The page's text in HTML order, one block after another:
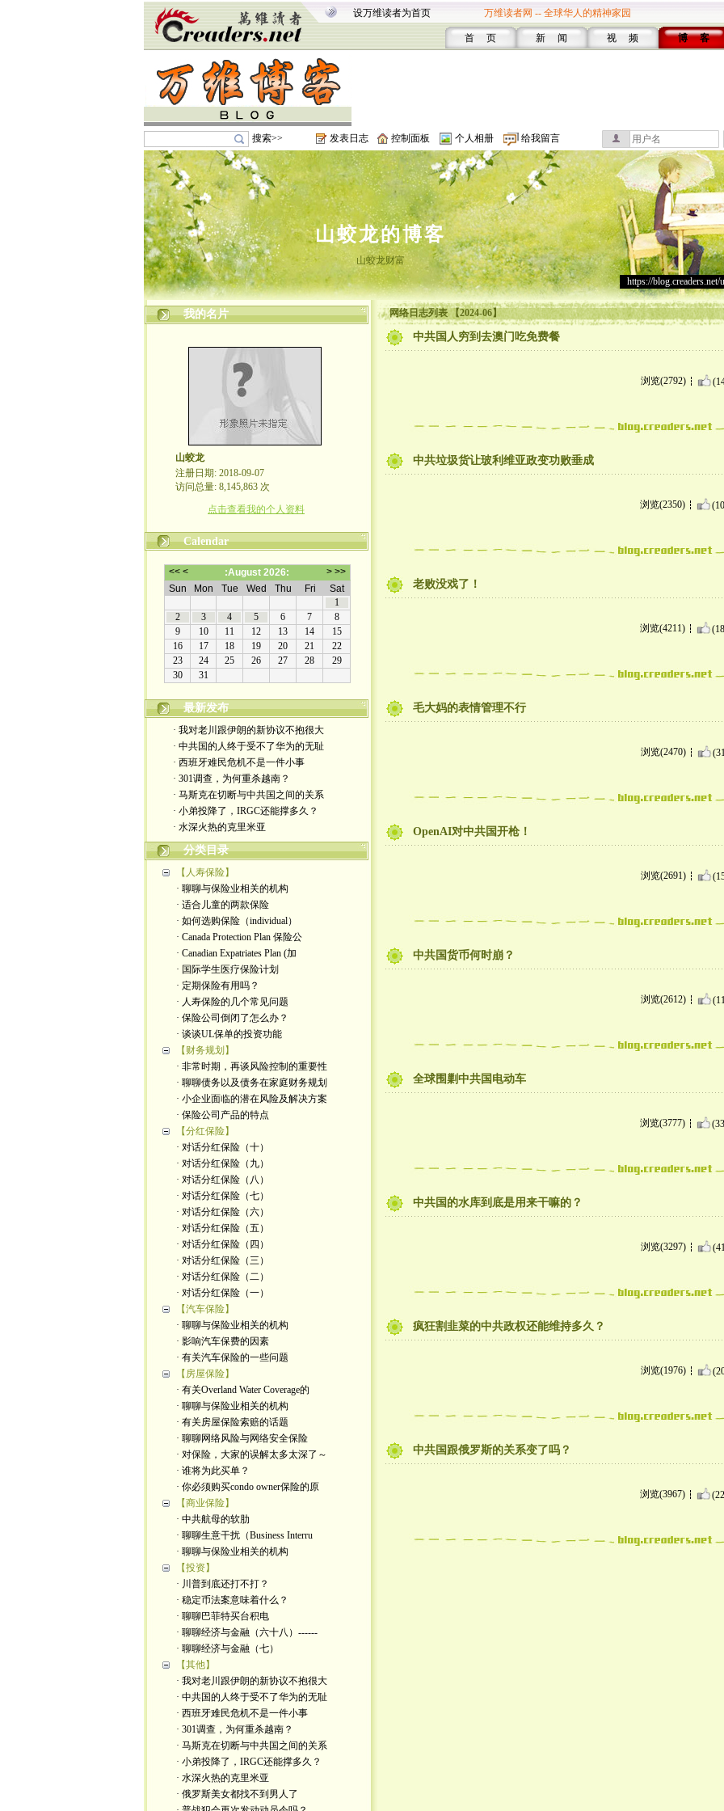
设万维读者为首页 万维读者网 -- 全球华人的精神家园
首 页 新 闻 视 频 博 客
搜索>> 发表日志 控制面板 个人相册 给我留言
山蛟龙的博客
山蛟龙财富
https://blog.creaders.net/
我的名片
山蛟龙
注册日期: 2018-09-07
访问总量: 8,145,863 次
点击查看我的个人资料
Calendar
最新发布
· 我对老川跟伊朗的新协议不抱很大
· 中共国的人终于受不了华为的无耻
· 西班牙难民危机不是一件小事
· 301调查，为何重杀越南？
· 马斯克在切断与中共国之间的关系
· 小弟投降了，IRGC还能撑多久？
· 水深火热的克里米亚
分类目录
【人寿保险】
· 聊聊与保险业相关的机构
· 适合儿童的两款保险
· 如何选购保险（individual）
· Canada Protection Plan 保险公
· Canadian Expatriates Plan (加
· 国际学生医疗保险计划
· 定期保险有用吗？
· 人寿保险的几个常见问题
· 保险公司倒闭了怎么办？
· 谈谈UL保单的投资功能
【财务规划】
· 非常时期，再谈风险控制的重要性
· 聊聊债务以及债务在家庭财务规划
· 小企业面临的潜在风险及解决方案
· 保险公司产品的特点
【分红保险】
· 对话分红保险（十）
· 对话分红保险（九）
· 对话分红保险（八）
· 对话分红保险（七）
· 对话分红保险（六）
· 对话分红保险（五）
· 对话分红保险（四）
· 对话分红保险（三）
· 对话分红保险（二）
· 对话分红保险（一）
【汽车保险】
· 聊聊与保险业相关的机构
· 影响汽车保费的因素
· 有关汽车保险的一些问题
【房屋保险】
· 有关Overland Water Coverage的
· 聊聊与保险业相关的机构
· 有关房屋保险索赔的话题
· 聊聊网络风险与网络安全保险
· 对保险，大家的误解太多太深了～
· 谁将为此买单？
· 你必须购买condo owner保险的原
【商业保险】
· 中共航母的软肋
· 聊聊生意干扰（Business Interru
· 聊聊与保险业相关的机构
【投资】
· 川普到底还打不打？
· 稳定币法案意味着什么？
· 聊聊巴菲特买台积电
· 聊聊经济与金融（六十八）------
· 聊聊经济与金融（七）
【其他】
· 我对老川跟伊朗的新协议不抱很大
· 中共国的人终于受不了华为的无耻
· 西班牙难民危机不是一件小事
· 301调查，为何重杀越南？
· 马斯克在切断与中共国之间的关系
· 小弟投降了，IRGC还能撑多久？
· 水深火热的克里米亚
· 俄罗斯美女都找不到男人了
网络日志列表 【2024-06】
中共国人穷到去澳门吃免费餐
浏览(2792)
中共垃圾货让玻利维亚政变功败垂成
浏览(2350)
老败没戏了！
浏览(4211)
毛大妈的表情管理不行
浏览(2470)
OpenAI对中共国开枪！
浏览(2691)
中共国货币何时崩？
浏览(2612)
全球围剿中共国电动车
浏览(3777)
中共国的水库到底是用来干嘛的？
浏览(3297)
疯狂割韭菜的中共政权还能维持多久？
浏览(1976)
中共国跟俄罗斯的关系变了吗？
浏览(3967)